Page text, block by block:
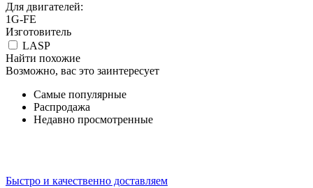
Для двигателей:
1G-FE
Изготовитель
LASP
Найти похожие
Возможно, вас это заинтересует
Самые популярные
Распродажа
Недавно просмотренные
Быстро и качественно доставляем